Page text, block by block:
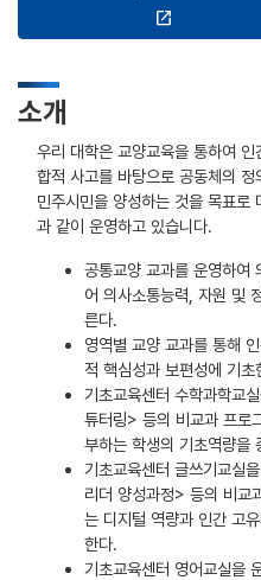
open_in_new
소개
우리 대학은 교양교육을 통하여
합적 사고를 바탕으로 공동체의
민주시민을 양성하는 것을 목표로
과 같이 운영하고 있습니다.
공통교양 교과를 운영하여
어 의사소통능력, 자원 및
른다.
영역별 교양 교과를 통해
적 핵심성과 보편성에 기
기초교육센터 수학과학교
튜터링> 등의 비교과 프로
부하는 학생의 기초역량을
기초교육센터 글쓰기교실
리더 양성과정> 등의 비교
는 디지털 역량과 인간 고
한다.
기초교육센터 영어교실을